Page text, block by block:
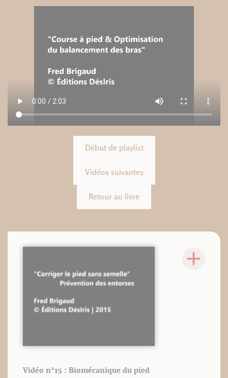
Début de playlist
Vidéos suivantes
Retour au livre
Vidéo n°15 : Biomécanique du pied